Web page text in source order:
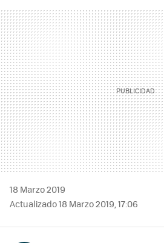
18 Marzo 2019
Actualizado 18 Marzo 2019, 17:06